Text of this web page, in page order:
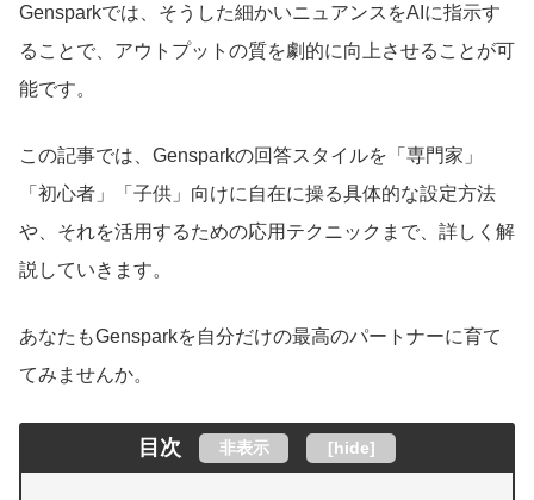
Gensparkでは、そうした細かいニュアンスをAIに指示す
ることで、アウトプットの質を劇的に向上させることが可
能です。
この記事では、Gensparkの回答スタイルを「専門家」
「初心者」「子供」向けに自在に操る具体的な設定方法
や、それを活用するための応用テクニックまで、詳しく解
説していきます。
あなたもGensparkを自分だけの最高のパートナーに育て
てみませんか。
目次 非表示 [hide]